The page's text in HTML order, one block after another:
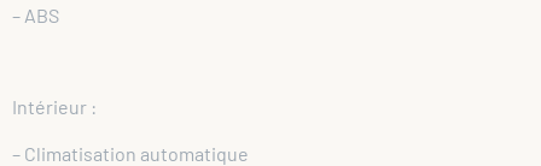
– ABS
Intérieur :
– Climatisation automatique